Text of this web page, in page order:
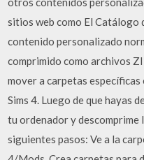
sitios web como El Catálogo
contenido personalizado
comprimido como archivos
mover a carpetas
Sims 4. Luego de que hayas
tu ordenador y descomprime
siguientes pasos: Ve a la